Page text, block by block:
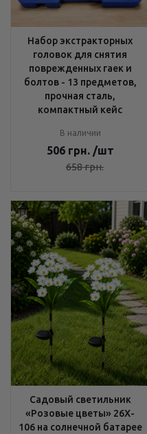
Набор экстракторных
головок для снятия
поврежденных гаек и
болтов - 13 предметов,
прочная сталь,
компактный кейс
В наличии
506 грн. /шт
658грн.
Садовый светильник
«Розовые цветы» 26X-
106 на солнечной батарее